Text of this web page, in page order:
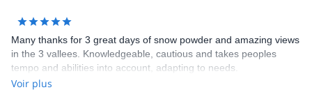
vivement !
Many thanks for 3 great days of snow powder and amazing views
in the 3 vallees. Knowledgeable, cautious and takes peoples
tempo and abilities into account, adapting to needs.
Voir plus